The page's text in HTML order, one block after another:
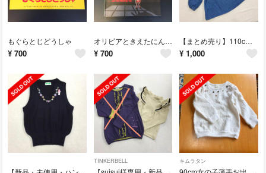
もぐらとじどうしゃ
¥ 700
オリビアときえたにんぎょう
¥ 700
【まとめ売り】110cm女の子秋冬服4点
¥ 1,000
TINKERBELL キムラタン